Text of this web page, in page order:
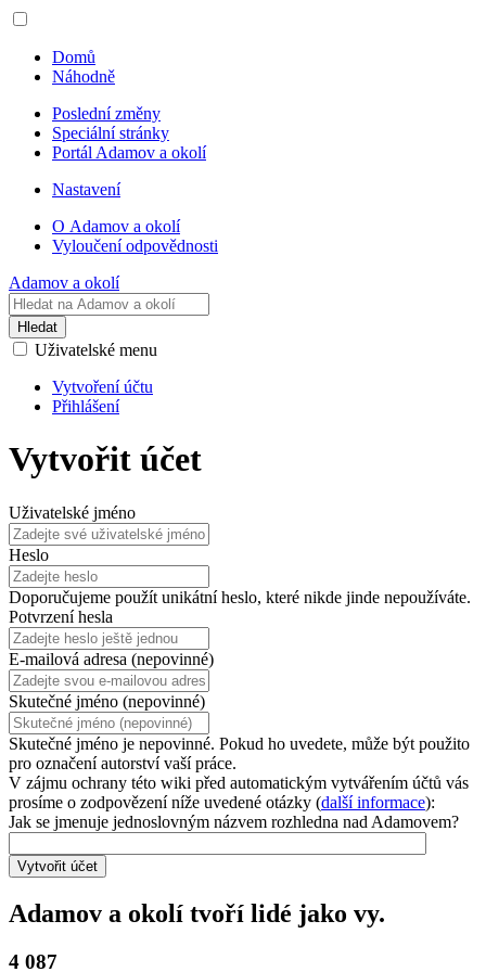
Domů
Náhodně
Poslední změny
Speciální stránky
Portál Adamov a okolí
Nastavení
O Adamov a okolí
Vyloučení odpovědnosti
Adamov a okolí
Hledat
Uživatelské menu
Vytvoření účtu
Přihlášení
Vytvořit účet
Uživatelské jméno
Heslo
Doporučujeme použít unikátní heslo, které nikde jinde nepoužíváte.
Potvrzení hesla
E-mailová adresa (nepovinné)
Skutečné jméno (nepovinné)
Skutečné jméno je nepovinné. Pokud ho uvedete, může být použito
pro označení autorství vaší práce.
V zájmu ochrany této wiki před automatickým vytvářením účtů vás
prosíme o zodpovězení níže uvedené otázky (další informace):
Jak se jmenuje jednoslovným názvem rozhledna nad Adamovem?
Vytvořit účet
Adamov a okolí tvoří lidé jako vy.
4 087